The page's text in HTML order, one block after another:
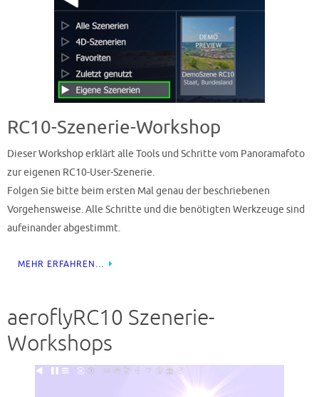
RC10-Szenerie-Workshop
Dieser Workshop erklärt alle Tools und Schritte vom Panoramafoto
zur eigenen RC10-User-Szenerie.
Folgen Sie bitte beim ersten Mal genau der beschriebenen
Vorgehensweise. Alle Schritte und die benötigten Werkzeuge sind
aufeinander abgestimmt.
MEHR ERFAHREN…
aeroflyRC10 Szenerie-
Workshops